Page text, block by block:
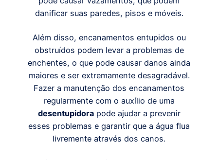
danificar suas paredes, pisos e móveis.
Além disso, encanamentos entupidos ou
obstruídos podem levar a problemas de
enchentes, o que pode causar danos ainda
maiores e ser extremamente desagradável.
Fazer a manutenção dos encanamentos
regularmente com o auxílio de uma
desentupidorapode ajudar a prevenir
esses problemas e garantir que a água flua
livremente através dos canos.